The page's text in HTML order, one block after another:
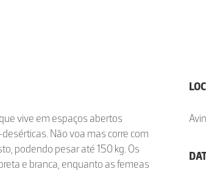
vive em espaços abertos
Não voa mas corre com
podendo pesar até 150 kg. Os
e branca, enquanto as femeas